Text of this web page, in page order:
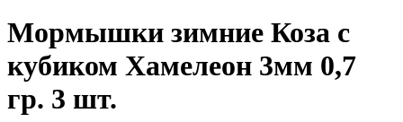
Мормышки зимние Коза с
кубиком Хамелеон 3мм 0,7
гр. 3 шт.